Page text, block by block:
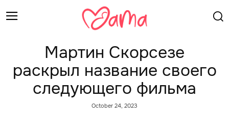
Мартин Скорсезе
раскрыл название своего
следующего фильма
October 24, 2023